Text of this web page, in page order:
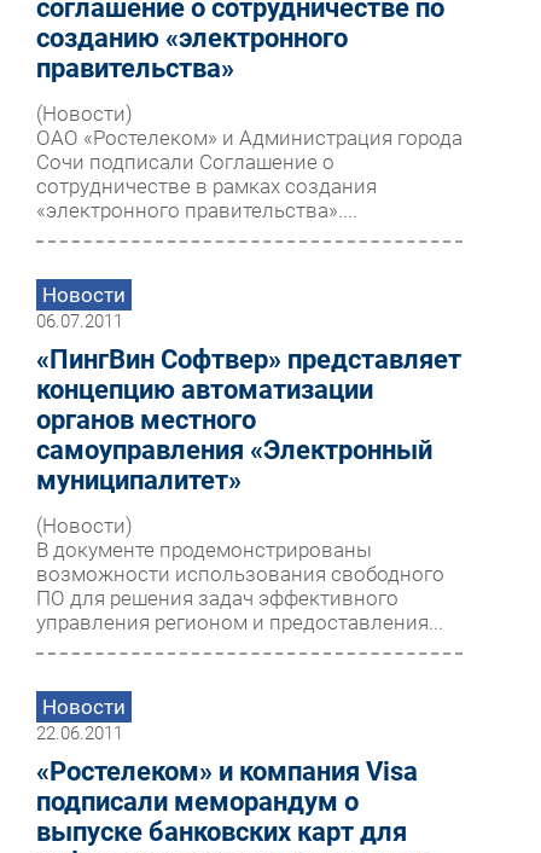
соглашение о сотрудничестве по
созданию «электронного
правительства»
(Новости)
ОАО «Ростелеком» и Администрация города
Сочи подписали Соглашение о
сотрудничестве в рамках создания
«электронного правительства»....
Новости
06.07.2011
«ПингВин Софтвер» представляет
концепцию автоматизации
органов местного
самоуправления «Электронный
муниципалитет»
(Новости)
В документе продемонстрированы
возможности использования свободного
ПО для решения задач эффективного
управления регионом и предоставления...
Новости
22.06.2011
«Ростелеком» и компания Visa
подписали меморандум о
выпуске банковских карт для